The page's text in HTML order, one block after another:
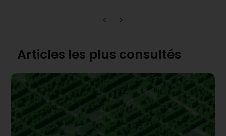
< >
Articles les plus consultés